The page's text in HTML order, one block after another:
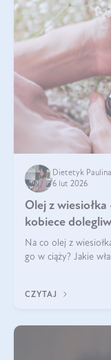
Dietetyk
6 lut 2026
Olej z wiesiołka
kobiece
Na co olej z
go w ciąży? Jakie
CZYTAJ